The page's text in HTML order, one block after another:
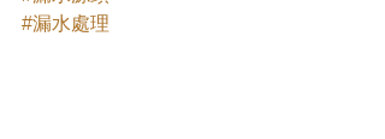
#漏水處理